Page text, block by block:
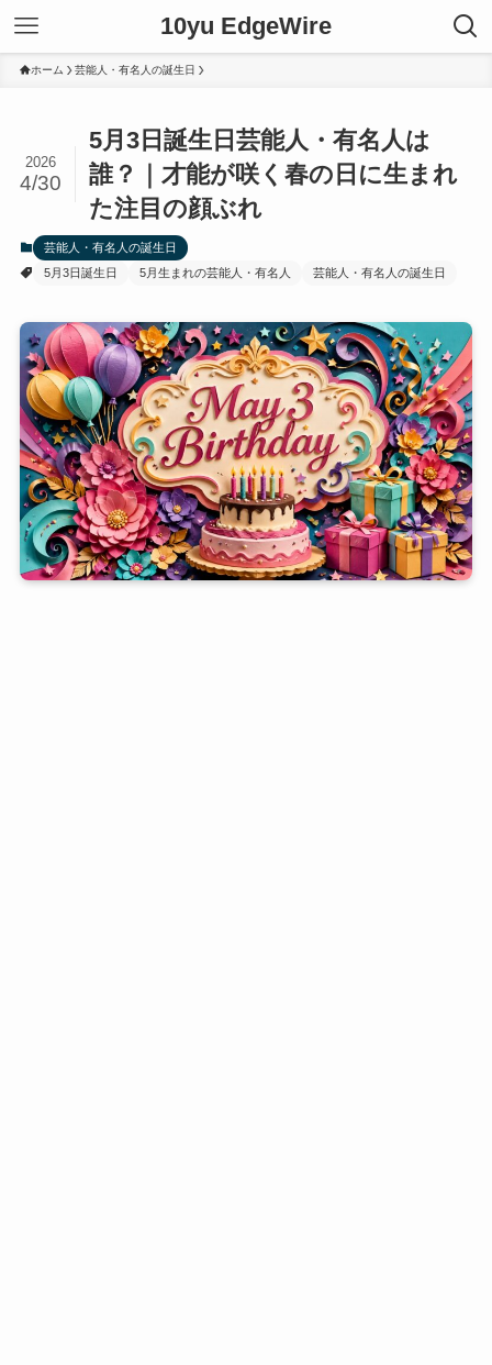
10yu EdgeWire
ホーム 芸能人・有名人の誕生日
5月3日誕生日芸能人・有名人は
誰？｜才能が咲く春の日に生まれ
た注目の顔ぶれ
2026
4/30
芸能人・有名人の誕生日
5月3日誕生日
5月生まれの芸能人・有名人 芸能人・有名人の誕生日